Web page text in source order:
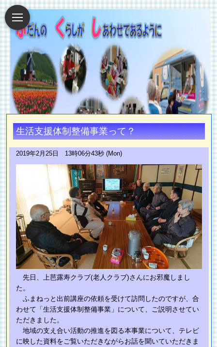
生活支援体制整備事業って？
2019年2月25日 13時06分43秒 (Mon)
先日、上芭露寿クラブ(老人クラブ)さんにお邪魔しまし
た。
ふまねっと出前講座の依頼を受けて訪問したのですが、合
わせて「生活支援体制整備事業」について、ご説明させてい
ただきました。
地域の支え合い活動の推進を図る本事業について、テレビ
に映した資料をご覧いただきながらお話を聞いていただきま